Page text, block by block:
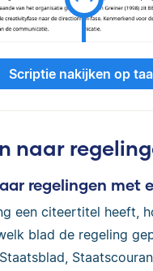
Scriptie nakijken op
naar
regelingen met
een citeertitel heeft,
blad de regeling